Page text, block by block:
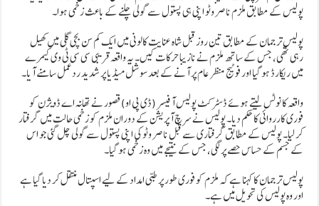
پولیس کے مطابق ملزم ناصر وٹو اپنی ہی پستول سے گولی چلنے کے باعث زخمی ہوا۔
پولیس ترجمان کے مطابق تین روز قبل شاہ عنایت کالونی میں ایک کم سن بچی گلی میں کھیل
رہی تھی، جس کے ساتھ ملزم نے نازیبا حرکات کیں۔ یہ واقعہ قریبی سی سی ٹی وی کیمرے
میں ریکارڈ ہو گیا اور فوٹیج منظر عام پر آنے کے بعد سوشل میڈیا پر شدید ردعمل سامنے آیا۔
واقعہ کا نوٹس لیتے ہوئے ڈسٹرکٹ پولیس آفیسر (ڈی پی او) قصور نے تھانہ اے ڈویژن کو
فوری کارروائی کا حکم دیا۔ پولیس نے سرچ آپریشن کے دوران ملزم کو زخمی حالت میں گرفتار
کر لیا۔ پولیس کے مطابق گرفتاری سے قبل ناصر وٹو کی اپنی پستول سے گولی چل گئی جو اس
کے جسم کے حساس حصے پر لگی، جس کے نتیجے میں وہ زخمی ہو گیا۔
پولیس ترجمان کا کہنا ہے کہ ملزم کو فوری طور پر طبی امداد کے لیے اسپتال منتقل کر دیا گیا ہے
اور وہ پولیس کی تحویل میں ہے۔